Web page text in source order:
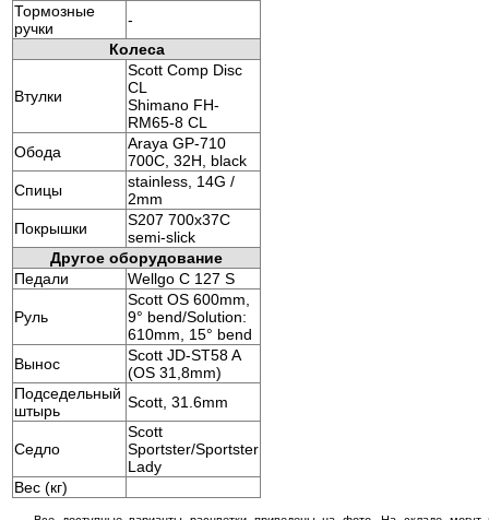
Тормозные
ручки
-
Колеса
Втулки
Scott Comp Disc
CL
Shimano FH-
RM65-8 CL
Обода
Araya GP-710
700C, 32H, black
Спицы
stainless, 14G /
2mm
Покрышки
S207 700x37C
semi-slick
Другое оборудование
Педали
Wellgo C 127 S
Руль
Scott OS 600mm,
9° bend/Solution:
610mm, 15° bend
Вынос
Scott JD-ST58 A
(OS 31,8mm)
Подседельный
штырь
Scott, 31.6mm
Седло
Scott
Sportster/Sportster
Lady
Вес (кг)